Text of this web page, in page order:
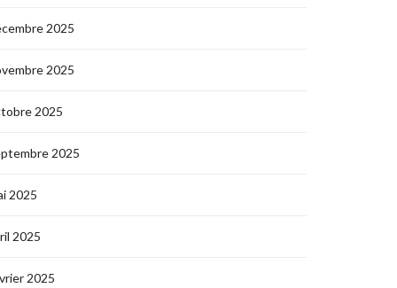
2025
2025
2025
2025
2025
2025
2025